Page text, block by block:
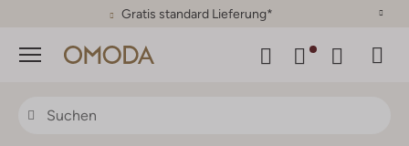
30 Tage Rückgaberecht
Menü